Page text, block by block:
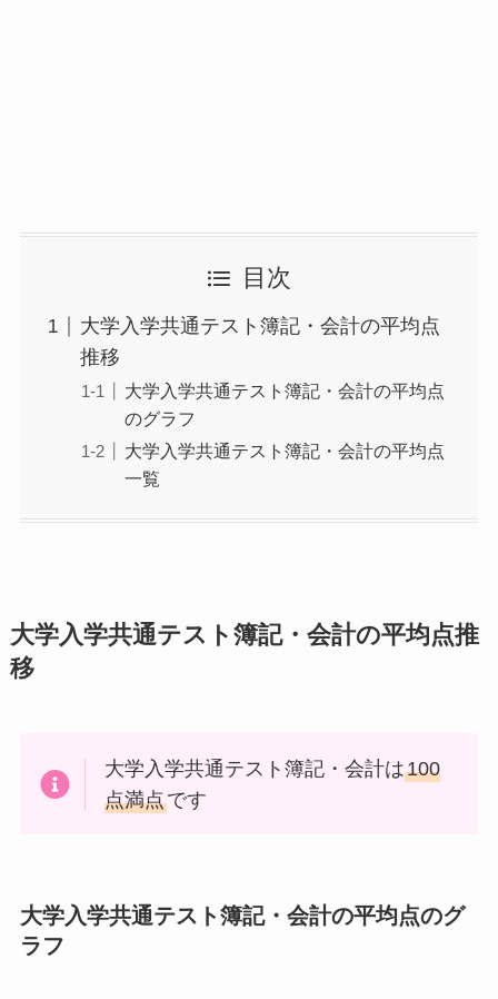
目次
大学入学共通テスト簿記・会計の平均点
推移
大学入学共通テスト簿記・会計の平均点
のグラフ
大学入学共通テスト簿記・会計の平均点
一覧
大学入学共通テスト簿記・会計の平均点推
移
大学入学共通テスト簿記・会計は100
点満点です
大学入学共通テスト簿記・会計の平均点のグ
ラフ